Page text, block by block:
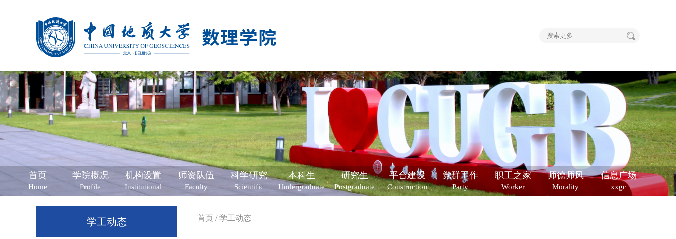
首页
Home
学院概况
Profile
机构设置
Institutional
师资队伍
Faculty
科学研究
Scientific
本科生
Undergraduate
研究生
Postgraduate
平台建设
Construction
党群工作
Party
职工之家
Worker
师德师风
Morality
信息广场
xxgc
学工动态 首页 /学工动态